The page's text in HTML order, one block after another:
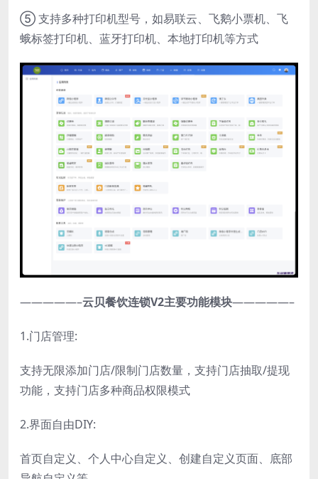
⑤ 支持多种打印机型号，如易联云、飞鹅小票机、飞
蛾标签打印机、蓝牙打印机、本地打印机等方式
—————–云贝餐饮连锁V2主要功能模块—————–
1.门店管理:
支持无限添加门店/限制门店数量，支持门店抽取/提现
功能，支持门店多种商品权限模式
2.界面自由DIY:
首页自定义、个人中心自定义、创建自定义页面、底部